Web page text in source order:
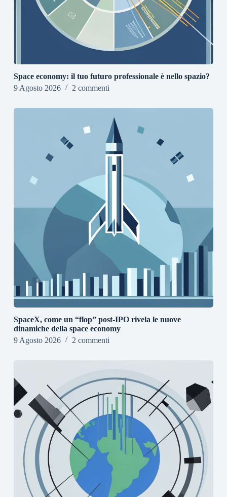
Space economy: il tuo futuro professionale è nello spazio?
9 Agosto 2026
2 commenti
SpaceX, come un “flop” post-IPO rivela le nuove
dinamiche della space economy
9 Agosto 2026
2 commenti